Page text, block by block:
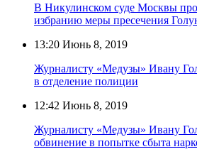
В Никулинском суде Москвы
избранию меры пресечения
13:20 Июнь 8, 2019
Журналисту «Медузы» Ивану
в отделение полиции
12:42 Июнь 8, 2019
Журналисту «Медузы» Ивану
обвинение в попытке сбыта